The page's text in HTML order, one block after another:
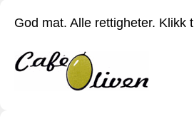
God mat. Alle rettigheter. Klikk